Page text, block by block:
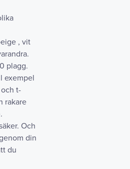
, vit
plagg.
exempel
t-
rakare
Och
din
du